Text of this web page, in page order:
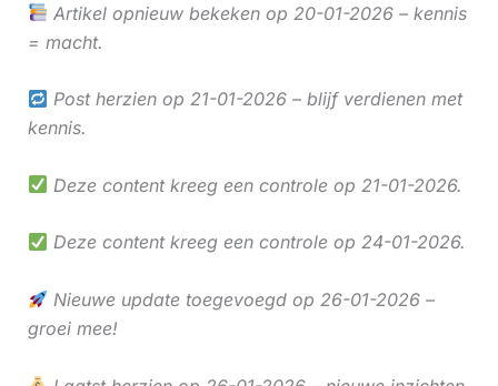
Artikel opnieuw bekeken op 20-01-2026 – kennis
= macht.
Post herzien op 21-01-2026 – blijf verdienen met
kennis.
Deze content kreeg een controle op 21-01-2026.
Deze content kreeg een controle op 24-01-2026.
Nieuwe update toegevoegd op 26-01-2026 –
groei mee!